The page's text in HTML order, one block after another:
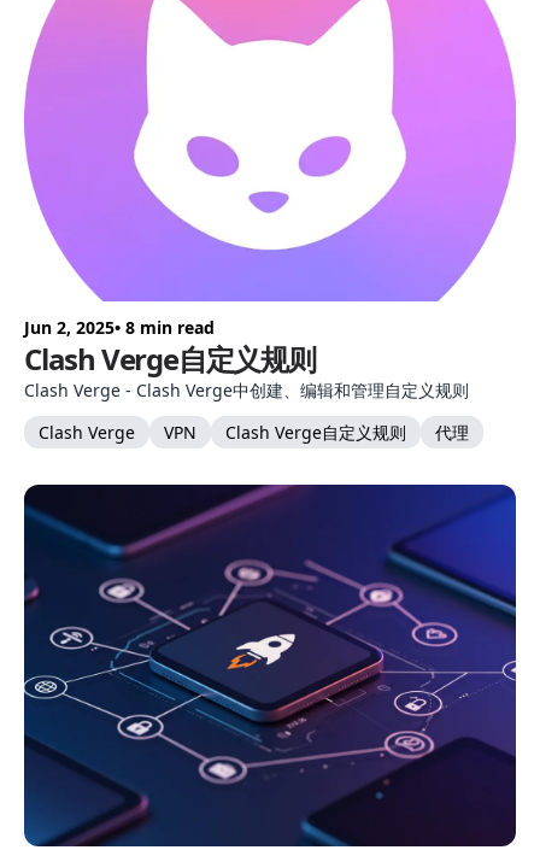
Jun 2, 2025• 8 min read
Clash Verge自定义规则
Clash Verge - Clash Verge中创建、编辑和管理自定义规则
Clash Verge
VPN Clash Verge自定义规则 代理